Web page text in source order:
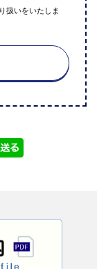
扱いをいたしま